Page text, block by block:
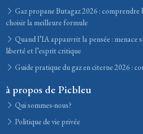
Gaz propane Butagaz 2026 : comprendre
choisir la meilleure formule
Quand l’IA appauvrit la pensée : menace
liberté et l’esprit critique
Guide pratique du gaz en citerne 2026 :
à propos de Picbleu
Qui sommes-nous?
Politique de vie privée